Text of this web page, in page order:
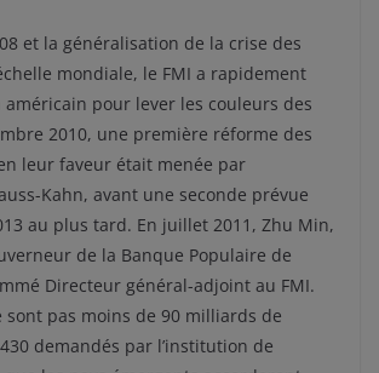
et la généralisation de la crise des
mondiale, le FMI a rapidement
américain pour lever les couleurs des
2010, une première réforme des
leur faveur était menée par
Kahn, avant une seconde prévue
au plus tard. En juillet 2011, Zhu Min,
de la Banque Populaire de
Directeur général-adjoint au FMI.
sont pas moins de 90 milliards de
demandés par l’institution de